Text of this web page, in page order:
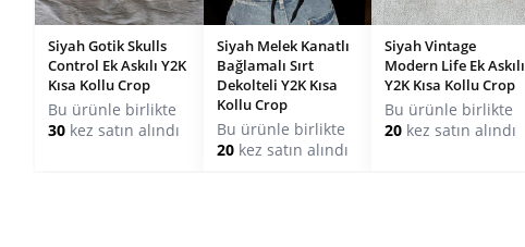
Siyah Gotik Skulls
Control Ek Askılı Y2K
Kısa Kollu Crop
Bu ürünle birlikte
30 kez satın alındı
Siyah Melek Kanatlı
Bağlamalı Sırt
Dekolteli Y2K Kısa
Kollu Crop
Bu ürünle birlikte
20kez satın alındı
Siyah Vintage
Modern Life Ek Askılı
Y2K Kısa Kollu Crop
Bu ürünle birlikte
20 kez satın alındı